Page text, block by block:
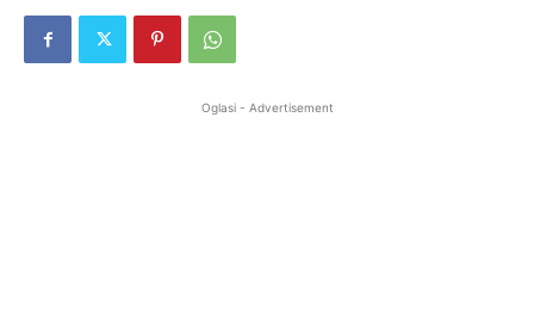
Oglasi - Advertisement